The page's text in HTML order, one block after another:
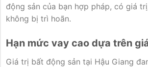
động sản của bạn hợp pháp, có giá
không bị trì hoãn.
Hạn mức vay cao dựa trên
Giá trị bất động sản tại Hậu Giang